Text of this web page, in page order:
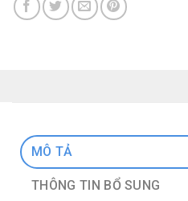
MÔ TẢ
THÔNG TIN BỔ SUNG